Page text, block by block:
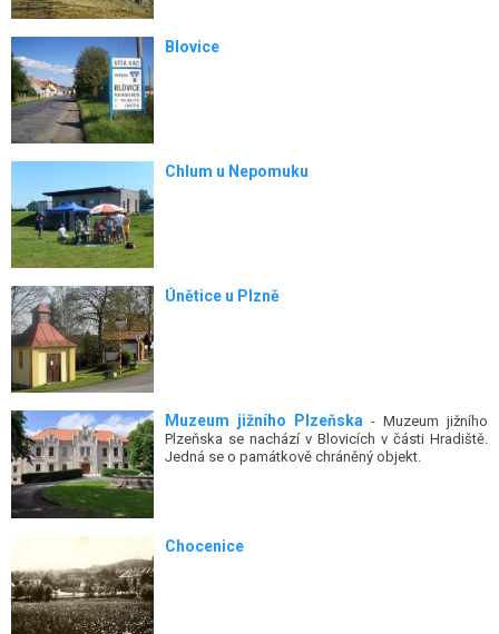
Blovice
Chlum u Nepomuku
Únětice u Plzně
Muzeum jižního Plzeňska - Muzeum jižního
Plzeňska se nachází v Blovicích v části Hradiště.
Jedná se o památkově chráněný objekt.
Chocenice